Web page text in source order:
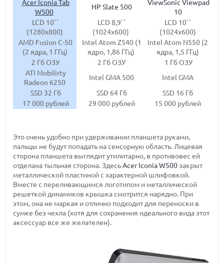
Acer Iconia Tab
W500
HP Slate 500
ViewSonic Viewpad
10
LCD 10``
(1280х800)
LCD 8,9``
(1024х600)
LCD 10``
(1024х600)
AMD Fusion C-50
(2 ядра, 1 ГГц)
Intel Atom Z540 (1
ядро, 1,86 ГГц)
Intel Atom N550 (2
ядра, 1,5 ГГц)
2 Гб ОЗУ
2 Гб ОЗУ
1 Гб ОЗУ
ATI Mobilirty
Radeon 6250
Intel GMA 500
Intel GMA
SSD 32 Гб
SSD 64 Гб
SSD 16 Гб
17 000 рублей
29 000 рублей 15 000 рублей
Это очень удобно при удерживании планшета руками,
пальцы не будут попадать на сенсорную область. Лицевая
сторона планшета выглядит утилитарно, в противовес ей
отделана тыльная сторона. ЗдесьAcer Iconia W500закрыт
металлической пластиной с характерной шлифовкой.
Вместе с переливающимся логотипом и металлической
решеткой динамиков крышка смотрится нарядно. При
этом, она не маркая и отлично подходит для переноски в
сумке без чехла (хотя для сохранения идеального вида этот
аксессуар все же желателен).